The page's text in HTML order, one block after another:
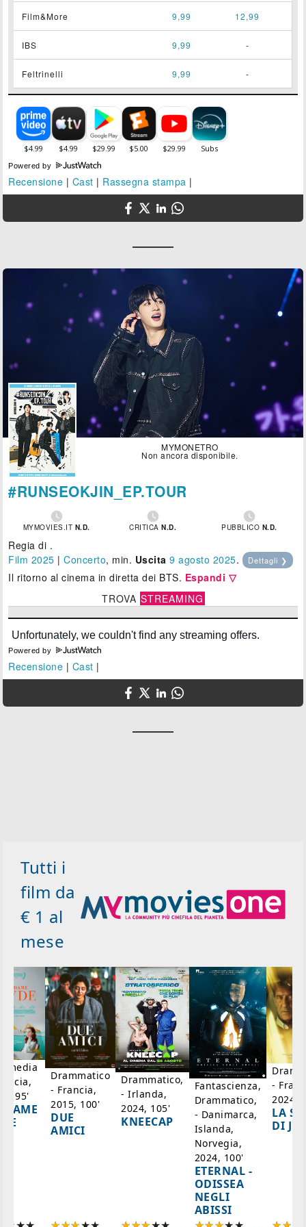
Film&More 9,99 12,99
IBS 9,99 -
Feltrinelli 9,99 -
Powered by
Recensione | Cast | Rassegna stampa |
MYMONETRO
Non ancora disponibile.
#RUNSEOKJIN_EP.TOUR

MYMOVIES.IT N.D.

CRITICAN.D.

PUBBLICO N.D.
Regia di .
Film 2025 |Concerto, min. Uscita 9 agosto 2025. Dettagli ❯
Il ritorno al cinema in diretta dei BTS. Espandi ▽
TROVA STREAMING
Powered by
Recensione | Cast |
Tutti i
film da
€ 1 al
mese
95'
Drammatico
- Francia,
2015, 100'
DUE
AMICI
Drammatico,
- Irlanda,
2024, 105'
KNEECAP
Fantascienza,
Drammatico,
- Danimarca,
Islanda,
Norvegia,
2024, 100'
ETERNAL -
ODISSEA
NEGLI
ABISSI
-
2024,
LA
DI